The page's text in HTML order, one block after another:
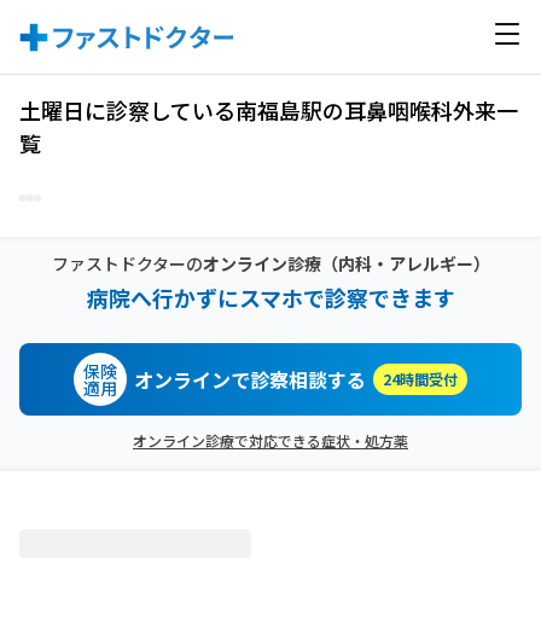
土曜日に診察している南福島駅の耳鼻咽喉科外来一
覧
ファストドクターのオンライン診療（内科・アレルギー）
病院へ行かずにスマホで診察できます
保険
適用 オンラインで診察相談する 24時間受付
オンライン診療で対応できる症状・処方薬